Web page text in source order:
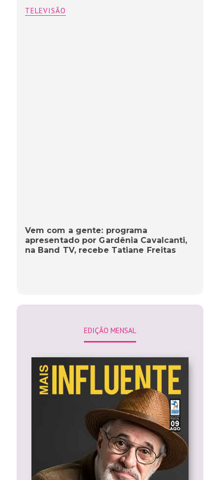
TELEVISÃO
Vem com a gente: programa
apresentado por Gardênia Cavalcanti,
na Band TV, recebe Tatiane Freitas
EDIÇÃO MENSAL